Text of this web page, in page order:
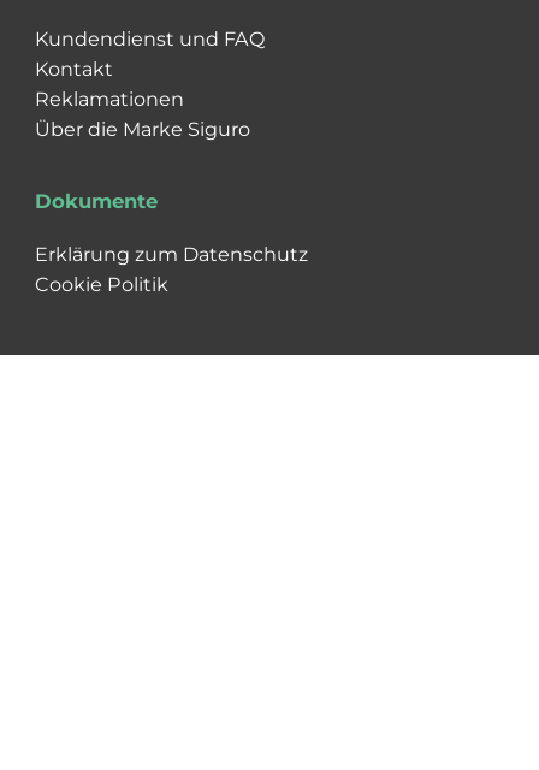
Kundendienst und FAQ
Kontakt
Reklamationen
Über die Marke Siguro
Dokumente
Erklärung zum Datenschutz
Cookie Politik